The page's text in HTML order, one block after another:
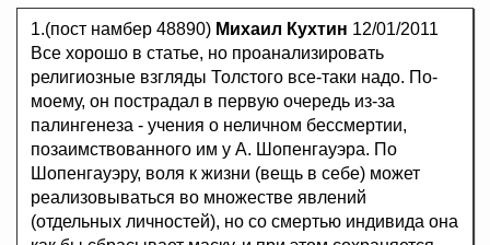
1.(пост намбер 48890) Михаил Кухтин 12/01/2011
Все хорошо в статье, но проанализировать
религиозные взгляды Толстого все-таки надо. По-
моему, он пострадал в первую очередь из-за
палингенеза - учения о неличном бессмертии,
позаимствованного им у А. Шопенгауэра. По
Шопенгауэру, воля к жизни (вещь в себе) может
реализовываться во множестве явлений
(отдельных личностей), но со смертью индивида она